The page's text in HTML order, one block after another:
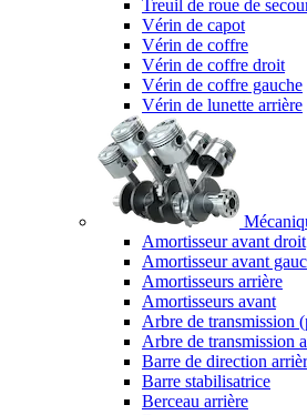
Treuil de roue de
Vérin de capot
Vérin de coffre
Vérin de coffre droit
Vérin de coffre gauche
Vérin de lunette arrière
Amortisseur avant droit
Amortisseur avant
Amortisseurs arrière
Amortisseurs avant
Arbre de transmission
Arbre de transmission
Barre de direction
Barre stabilisatrice
Berceau arrière